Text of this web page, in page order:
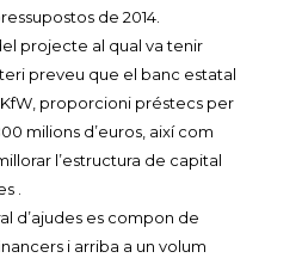
de 2014.
projecte al qual va tenir
preveu que el banc estatal
proporcioni préstecs per
milions d’euros, així com
l’estructura de capital
.
d’ajudes es compon de
i arriba a un volum